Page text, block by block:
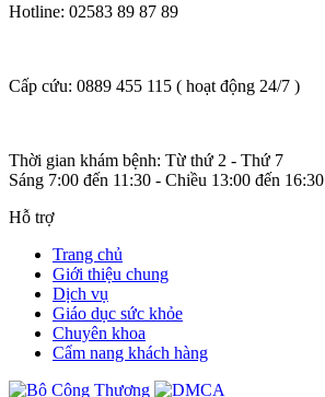
Hotline: 02583 89 87 89
Cấp cứu: 0889 455 115 ( hoạt động 24/7 )
Thời gian khám bệnh: Từ thứ 2 - Thứ 7
Sáng 7:00 đến 11:30 - Chiều 13:00 đến 16:30
Hỗ trợ
Trang chủ
Giới thiệu chung
Dịch vụ
Giáo dục sức khỏe
Chuyên khoa
Cẩm nang khách hàng